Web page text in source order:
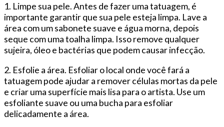
1. Limpe sua pele. Antes de fazer uma tatuagem, é
importante garantir que sua pele esteja limpa. Lave a
área com um sabonete suave e água morna, depois
seque com uma toalha limpa. Isso remove qualquer
sujeira, óleo e bactérias que podem causar infecção.
2. Esfolie a área. Esfoliar o local onde você fará a
tatuagem pode ajudar a remover células mortas da pele
e criar uma superfície mais lisa para o artista. Use um
esfoliante suave ou uma bucha para esfoliar
delicadamente a área.